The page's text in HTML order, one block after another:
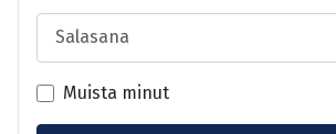
Salasana
Muista minut